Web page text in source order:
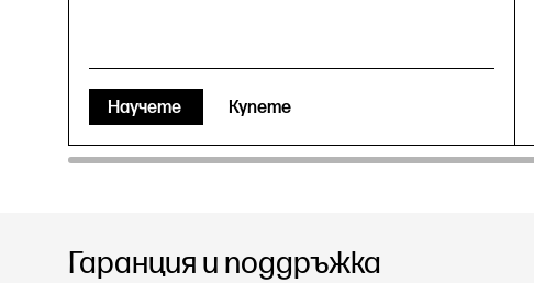
Научете Купете
Гаранция и поддръжка